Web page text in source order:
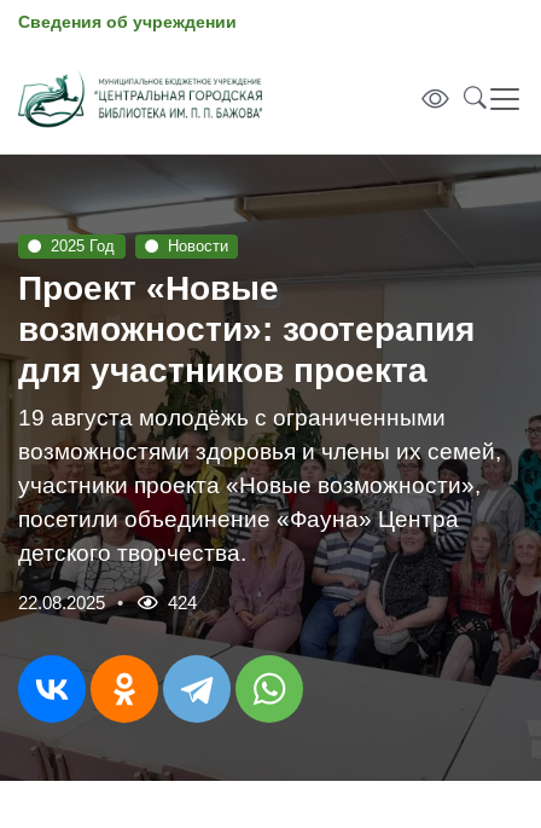
Сведения об учреждении
2025 Год Новости
Проект «Новые
возможности»: зоотерапия
для участников проекта
19 августа молодёжь с ограниченными
возможностями здоровья и члены их семей,
участники проекта «Новые возможности»,
посетили объединение «Фауна» Центра
детского творчества.
22.08.2025 424